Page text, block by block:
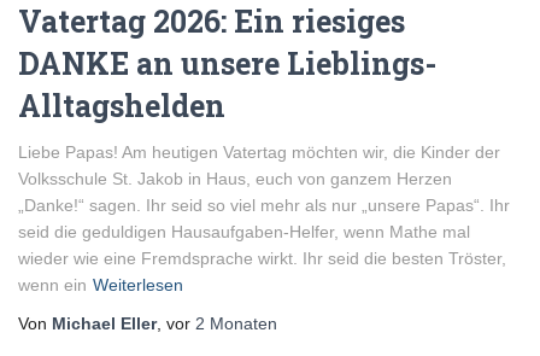
Vatertag 2026: Ein riesiges
DANKE an unsere Lieblings-
Alltagshelden
Liebe Papas! Am heutigen Vatertag möchten wir, die Kinder der
Volksschule St. Jakob in Haus, euch von ganzem Herzen
„Danke!“ sagen. Ihr seid so viel mehr als nur „unsere Papas“. Ihr
seid die geduldigen Hausaufgaben-Helfer, wenn Mathe mal
wieder wie eine Fremdsprache wirkt. Ihr seid die besten Tröster,
wenn ein Weiterlesen
Von Michael Eller, vor 2 Monaten